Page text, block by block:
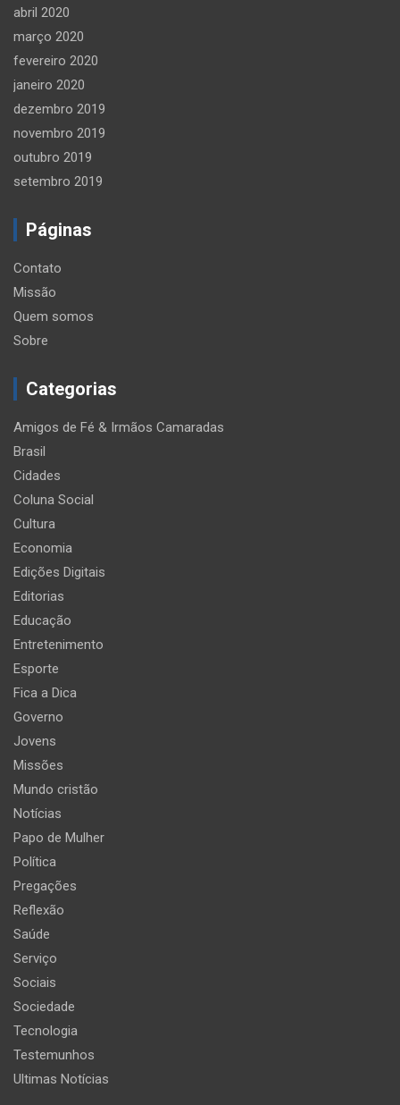
abril 2020
março 2020
fevereiro 2020
janeiro 2020
dezembro 2019
novembro 2019
outubro 2019
setembro 2019
Páginas
Contato
Missão
Quem somos
Sobre
Categorias
Amigos de Fé & Irmãos Camaradas
Brasil
Cidades
Coluna Social
Cultura
Economia
Edições Digitais
Editorias
Educação
Entretenimento
Esporte
Fica a Dica
Governo
Jovens
Missões
Mundo cristão
Notícias
Papo de Mulher
Política
Pregações
Reflexão
Saúde
Serviço
Sociais
Sociedade
Tecnologia
Testemunhos
Ultimas Notícias